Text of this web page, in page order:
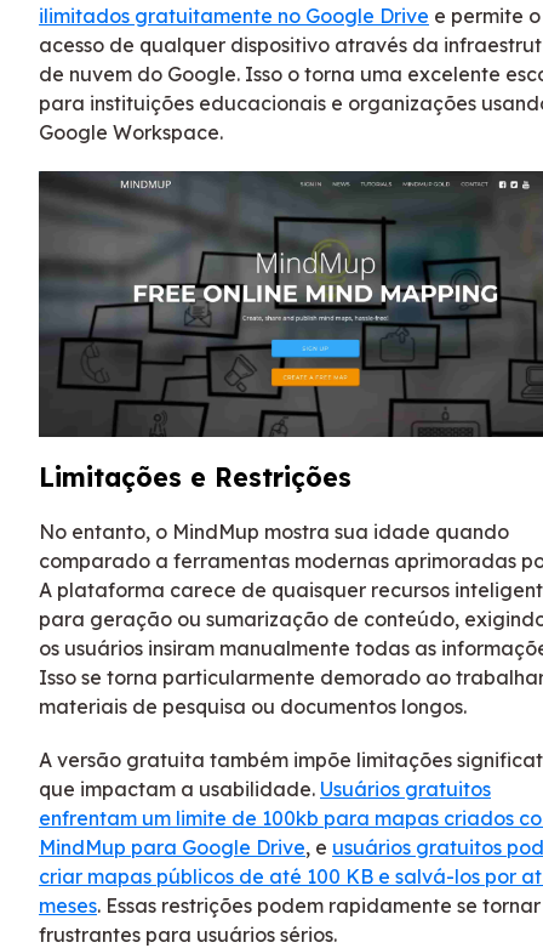
ilimitados gratuitamente no Google Drive e permite o
acesso de qualquer dispositivo através da
de nuvem do Google. Isso o torna uma excelente
para instituições educacionais e organizações
Google Workspace.
Limitações e Restrições
No entanto, o MindMup mostra sua idade quando
comparado a ferramentas modernas aprimoradas
A plataforma carece de quaisquer recursos
para geração ou sumarização de conteúdo,
os usuários insiram manualmente todas as
Isso se torna particularmente demorado ao
materiais de pesquisa ou documentos longos.
A versão gratuita também impõe limitações
que impactam a usabilidade. Usuários gratuitos
enfrentam um limite de 100kb para mapas criados
MindMup para Google Drive, e usuários gratuitos
criar mapas públicos de até 100 KB e salvá-los por
meses. Essas restrições podem rapidamente se tornar
frustrantes para usuários sérios.